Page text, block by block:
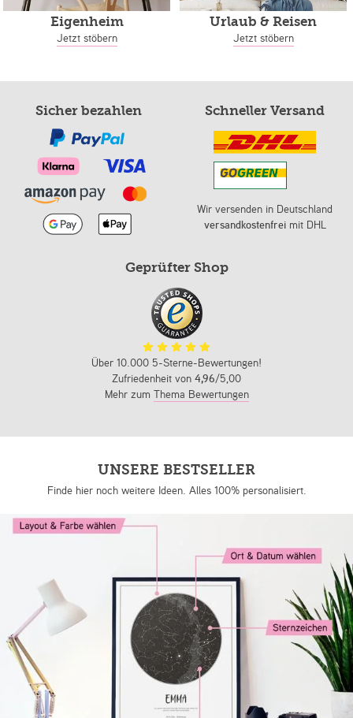
Eigenheim
Jetzt stöbern
Urlaub & Reisen
Jetzt stöbern
Sicher bezahlen Schneller Versand
Wir versenden in Deutschland
versandkostenfreimit DHL
Geprüfter Shop
Über 10.000 5-Sterne-Bewertungen!
Zufriedenheit von 4,96/5,00
Mehr zum Thema Bewertungen
UNSERE BESTSELLER
Finde hier noch weitere Ideen. Alles 100% personalisiert.